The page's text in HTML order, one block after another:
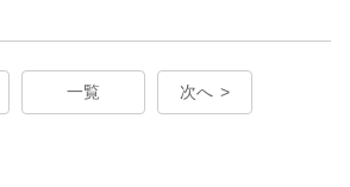
一覧 次へ